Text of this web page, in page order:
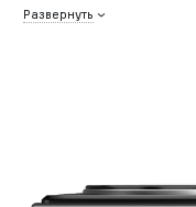
Развернуть